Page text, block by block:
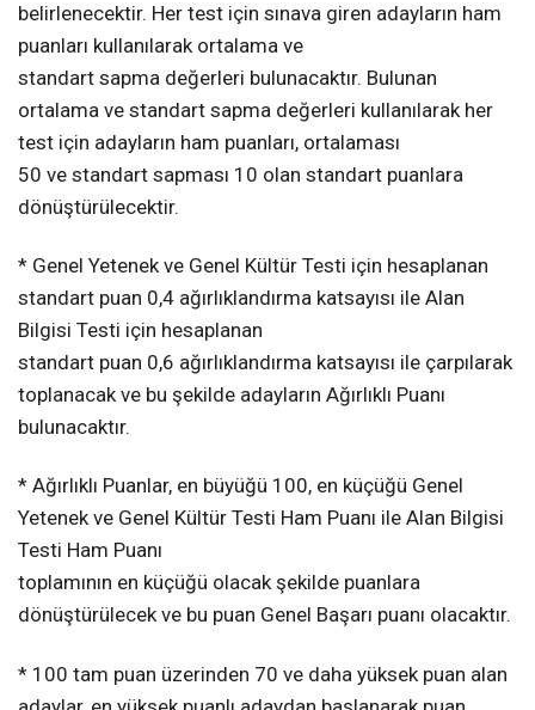
belirlenecektir. Her test için sınava giren adayların ham
puanları kullanılarak ortalama ve
standart sapma değerleri bulunacaktır. Bulunan
ortalama ve standart sapma değerleri kullanılarak her
test için adayların ham puanları, ortalaması
50 ve standart sapması 10 olan standart puanlara
dönüştürülecektir.
* Genel Yetenek ve Genel Kültür Testi için hesaplanan
standart puan 0,4 ağırlıklandırma katsayısı ile Alan
Bilgisi Testi için hesaplanan
standart puan 0,6 ağırlıklandırma katsayısı ile çarpılarak
toplanacak ve bu şekilde adayların Ağırlıklı Puanı
bulunacaktır.
* Ağırlıklı Puanlar, en büyüğü 100, en küçüğü Genel
Yetenek ve Genel Kültür Testi Ham Puanı ile Alan Bilgisi
Testi Ham Puanı
toplamının en küçüğü olacak şekilde puanlara
dönüştürülecek ve bu puan Genel Başarı puanı olacaktır.
* 100 tam puan üzerinden 70 ve daha yüksek puan alan